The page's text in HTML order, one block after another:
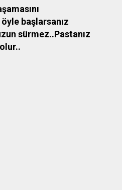
başlarsanız
sürmez..Pastanız